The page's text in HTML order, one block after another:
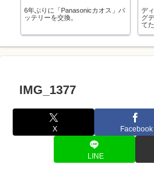
6年ぶりに「Panasonicカオス」バ
ッテリーを交換。
デ
グ
て
IMG_1377
X Facebook
LINE